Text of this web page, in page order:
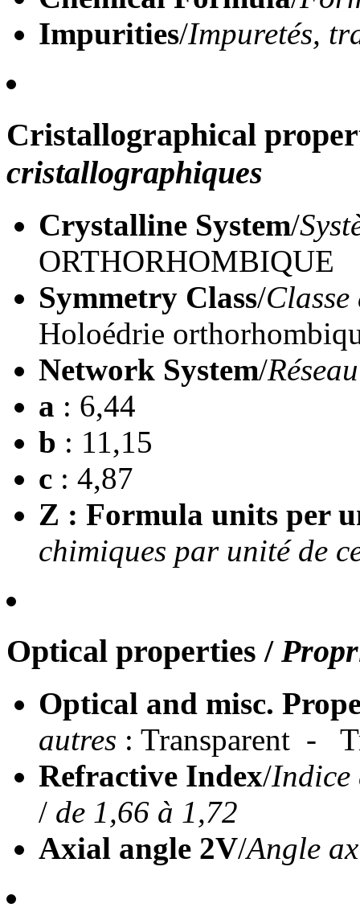
Impurities/Impuretés,
Cristallographical
cristallographiques
Crystalline System/
ORTHORHOMBIQUE
Symmetry Class/Classe
Holoédrie
Network System/
a : 6,44
b : 11,15
c : 4,87
Z : Formula units per
chimiques par unité de
Optical properties /
Optical and misc.
autres : Transparent -
Refractive Index/Indice
/ de 1,66 à 1,72
Axial angle 2V/Angle